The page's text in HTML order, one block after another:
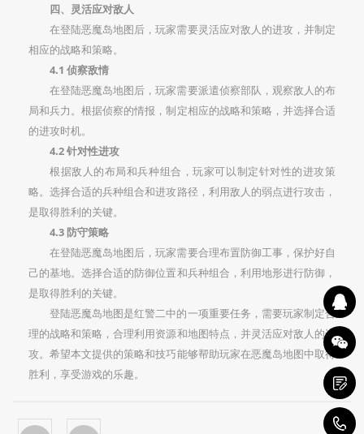
四、灵活应对敌人
在登陆恶魔岛地图后，玩家需要灵活应对敌人的进攻，并制定
相应的战略和策略。
4.1 侦察敌情
在登陆恶魔岛地图后，玩家需要派遣侦察部队，观察敌人的布
局和兵力。根据侦察的情报，制定相应的战略和策略，并选择合适
的进攻时机。
4.2 针对性进攻
根据敌人的布局和兵种组合，玩家可以制定针对性的进攻策
略。选择合适的兵种组合和进攻路径，利用敌人的弱点进行攻击，
是取得胜利的关键。
4.3 防守策略
在登陆恶魔岛地图后，玩家需要合理布置防御工事，保护好自
己的基地。选择合适的防御位置和兵种组合，利用地形进行防御，
是取得胜利的关键。
登陆恶魔岛地图是红警二中的一项重要任务，需要玩家制定合
理的战略和策略，合理利用资源和地图特点，并灵活应对敌人的进
攻。希望本文提供的策略和技巧能够帮助玩家在恶魔岛地图中取得
胜利，享受游戏的乐趣。